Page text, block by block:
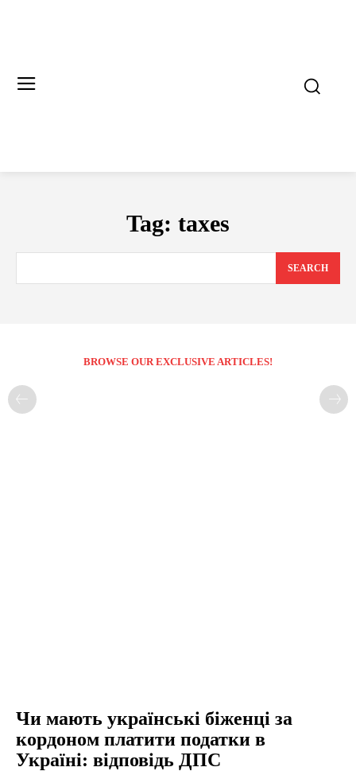
Tag: taxes
SEARCH
BROWSE OUR EXCLUSIVE ARTICLES!
Чи мають українські біженці за
кордоном платити податки в
Україні: відповідь ДПС